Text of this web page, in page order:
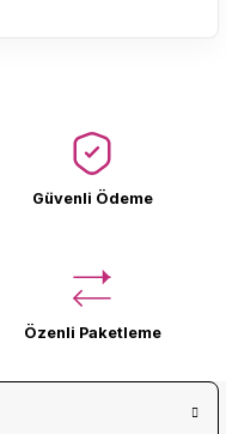
Güvenli Ödeme
Özenli Paketleme